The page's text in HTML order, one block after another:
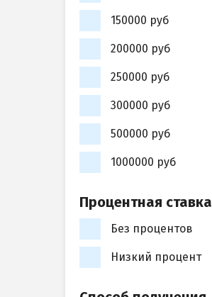
150000 руб
200000 руб
250000 руб
300000 руб
500000 руб
1000000 руб
Процентная ставка
Без процентов
Низкий процент